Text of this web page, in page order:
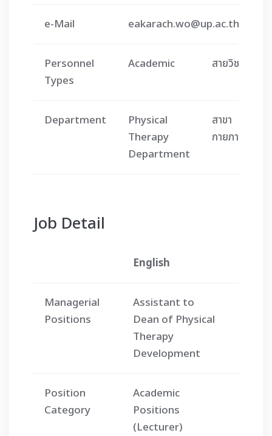
e-Mail eakarach.wo@up.ac.th
Personnel
Types
Academic สายวิชาการ
Department
Physical
Therapy
Department
สาขา
กายภาพบำบัด
Job Detail
English
Managerial
Positions
Assistant to
Dean of Physical
Therapy
Development
Position
Category
Academic
Positions
(Lecturer)